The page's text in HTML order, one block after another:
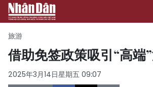
首页
旅游
借助免签政策吸引“高端
2025年3月14日星期五 09:07